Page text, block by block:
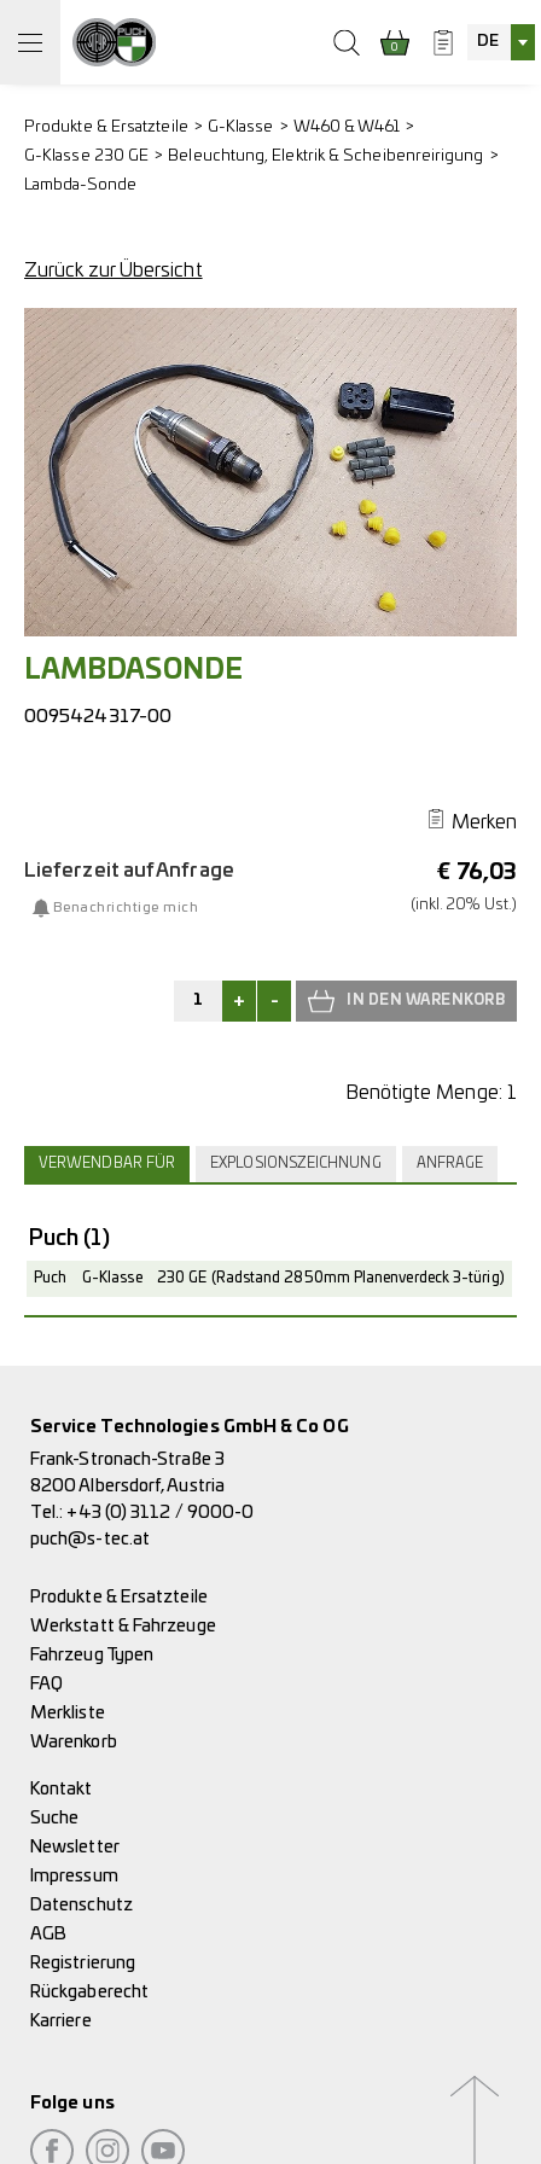
0 DE
Produkte & Ersatzteile G-Klasse
W460 & W461
G-Klasse 230 GE
Beleuchtung, Elektrik & Scheibenreirigung
Lambda-Sonde
Zurück zur Übersicht
LAMBDASONDE
0095424317-00
Merken
€ 76,03
(inkl. 20% Ust.)
Lieferzeit auf Anfrage
Benachrichtige mich
+ -
Benötigte Menge: 1
VERWENDBAR FÜR EXPLOSIONSZEICHNUNG ANFRAGE
Puch (1)
Puch G-Klasse 230 GE (Radstand 2850mm Planenverdeck 3-türig)
Service Technologies GmbH & Co OG
Frank-Stronach-Straße 3
8200 Albersdorf, Austria
Tel.: +43 (0) 3112 / 9000-0
puch@s-tec.at
Produkte & Ersatzteile
Werkstatt & Fahrzeuge
Fahrzeug Typen
FAQ
Merkliste
Warenkorb
Kontakt
Suche
Newsletter
Impressum
Datenschutz
AGB
Registrierung
Rückgaberecht
Karriere
Folge uns